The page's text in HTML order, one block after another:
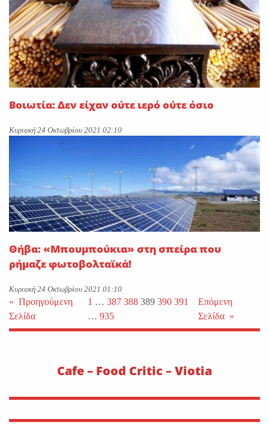
Βοιωτία: Δεν είχαν ούτε ιερό ούτε όσιο
Κυριακή 24 Οκτωβρίου 2021 02:10
Θήβα: «Μπουμπούκια» στη σπείρα που
ρήμαζε φωτοβολταϊκά!
Κυριακή 24 Οκτωβρίου 2021 01:10
« Προηγούμενη
Σελίδα
1 … 387 388 389 390 391
… 935
Επόμενη
Σελίδα »
Cafe – Food Critic – Viotia